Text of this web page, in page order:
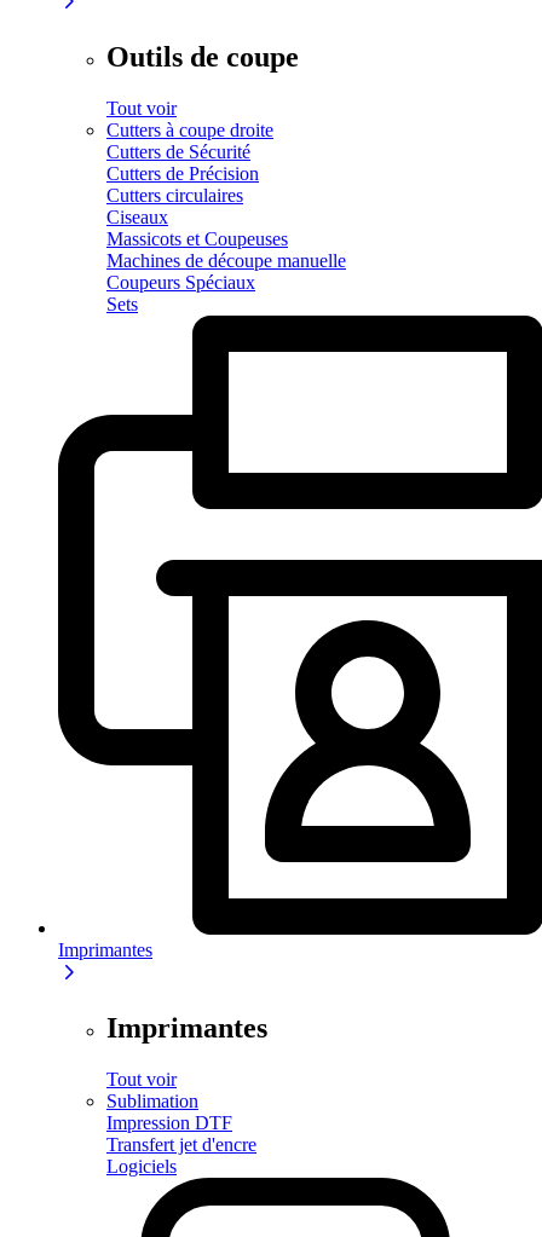
Outils de coupe
Tout voir
Cutters à coupe droite
Cutters de Sécurité
Cutters de Précision
Cutters circulaires
Ciseaux
Massicots et Coupeuses
Machines de découpe manuelle
Coupeurs Spéciaux
Sets
Imprimantes
Imprimantes
Tout voir
Sublimation
Impression DTF
Transfert jet d'encre
Logiciels